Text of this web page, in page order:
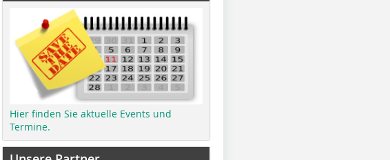
Hier finden Sie aktuelle Events und
Termine.